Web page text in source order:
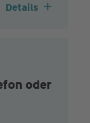
Details
oder